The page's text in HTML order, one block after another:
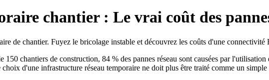
chantier : Le vrai coût des
de chantier. Fuyez le bricolage instable et découvrez les coûts d'une connectivité
150 chantiers de construction, 84 % des pannes réseau sont causées par
d'une infrastructure réseau temporaire ne doit plus être traité comme un